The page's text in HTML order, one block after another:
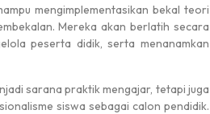
mengimplementasikan bekal teori
Mereka akan berlatih secara
peserta didik, serta menanamkan
sarana praktik mengajar, tetapi juga
siswa sebagai calon pendidik.